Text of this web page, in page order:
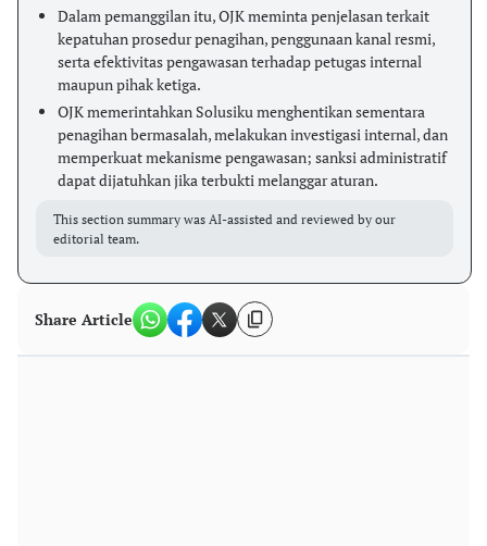
Dalam pemanggilan itu, OJK meminta penjelasan terkait
kepatuhan prosedur penagihan, penggunaan kanal resmi,
serta efektivitas pengawasan terhadap petugas internal
maupun pihak ketiga.
OJK memerintahkan Solusiku menghentikan sementara
penagihan bermasalah, melakukan investigasi internal, dan
memperkuat mekanisme pengawasan; sanksi administratif
dapat dijatuhkan jika terbukti melanggar aturan.
This section summary was AI-assisted and reviewed by our
editorial team.
Share Article